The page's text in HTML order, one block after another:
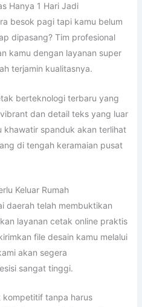
Hanya 1 Hari Jadi
besok pagi tapi kamu belum
dipasang? Tim profesional
kamu dengan layanan super
terjamin kualitasnya.
berteknologi terbaru yang
dan detail teks yang luar
khawatir spanduk akan terlihat
di tengah keramaian pusat
Keluar Rumah
daerah telah membuktikan
layanan cetak online praktis
file desain kamu melalui
akan segera
sangat tinggi.
tanpa harus